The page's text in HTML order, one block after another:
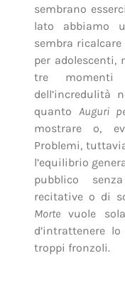
sembrano
lato abbiamo
sembra
per adolescenti,
tre
dell’incredulità
quanto Auguri
mostrare o,
Problemi,
l’equilibrio
pubblico
recitative o di
Mortevuole
d’intrattenere
troppi fronzoli.